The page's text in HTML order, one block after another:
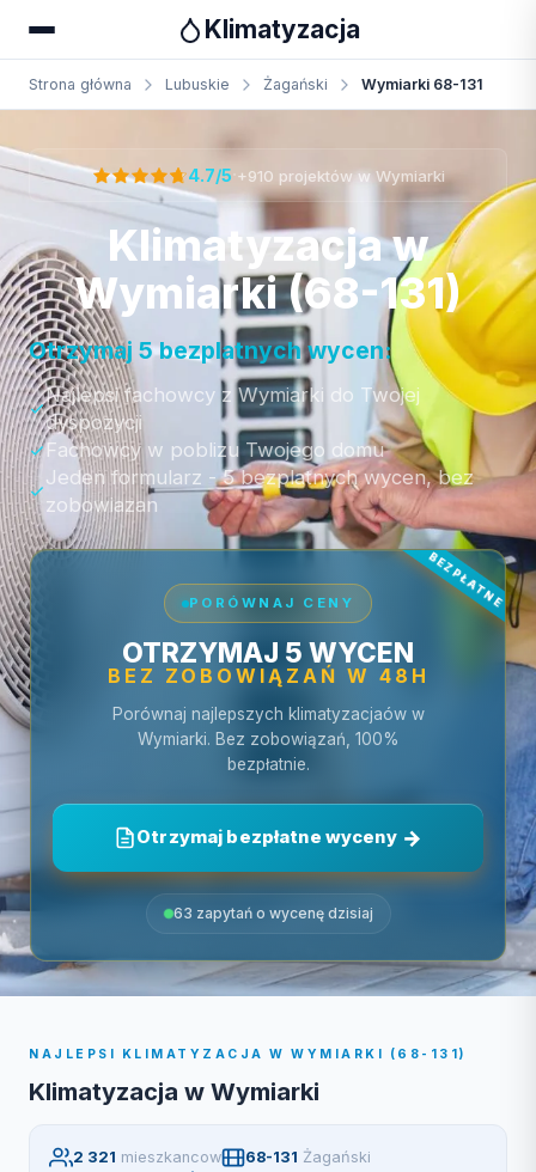
Klimatyzacja
Strona główna Lubuskie Żagański Wymiarki 68-131
Otrzymaj bezpłatną wycenę
4.7/5 +910 projektów w Wymiarki
Klimatyzacja w
Wymiarki (68-131)
Otrzymaj 5 bezplatnych wycen:
Najlepsi fachowcy z Wymiarki do Twojej
dyspozycji
Fachowcy w poblizu Twojego domu
Jeden formularz - 5 bezplatnych wycen, bez
zobowiazan
PORÓWNAJ CENY
OTRZYMAJ 5 WYCEN
BEZ ZOBOWIĄZAŃ W 48H
Porównaj najlepszych klimatyzacjaów w
Wymiarki. Bez zobowiązań, 100%
bezpłatnie.
Otrzymaj bezpłatne wyceny
63 zapytań o wycenę dzisiaj
NAJLEPSI KLIMATYZACJA W WYMIARKI (68-131)
Klimatyzacja w Wymiarki
2 321 mieszkancow 68-131 Żagański